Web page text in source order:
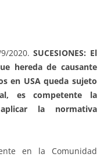
9/2020.SUCESIONES: El
hereda de causante
en USA queda sujeto
es competente la
la normativa
en la Comunidad